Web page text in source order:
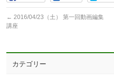
← 2016/04/23（土） 第一回動画編集
講座
カテゴリー